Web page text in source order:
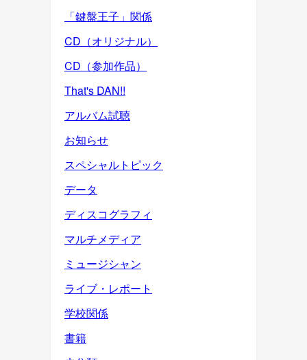
「鍵盤王子」関係
CD（オリジナル）
CD（参加作品）
That's DAN!!
アルバム試聴
お知らせ
スペシャルトピック
データ
ディスコグラフィ
マルチメディア
ミュージシャン
ライブ・レポート
学校関係
書籍